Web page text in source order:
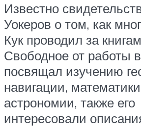
Известно
Уокеров о том, как
Кук проводил за
Свободное от работы
посвящал изучению
навигации,
астрономии, также его
интересовали